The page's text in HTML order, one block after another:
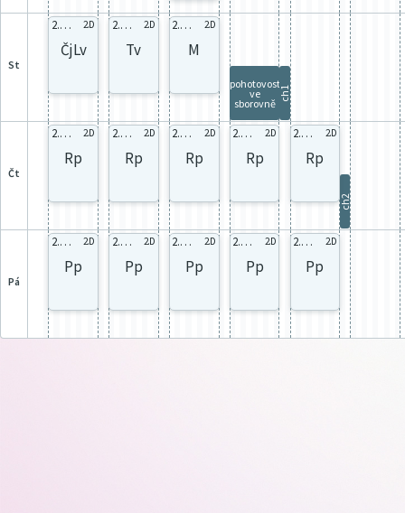
st
2.D celá 2.D
ČjLv
2.D celá 2.D
Tv
2.D celá 2.D
M
ch1
pohotovost
ve
sborovně
čt
2.D celá 2.D
Rp
2.D celá 2.D
Rp
2.D celá 2.D
Rp
2.D celá 2.D
Rp
2.D celá 2.D
Rp
ch2
pá
2.D celá 2.D
Pp
2.D celá 2.D
Pp
2.D celá 2.D
Pp
2.D celá 2.D
Pp
2.D celá 2.D
Pp